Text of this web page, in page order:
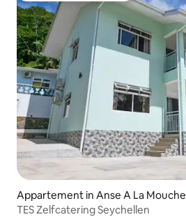
Appartement in Anse A La Mouche
TES Zelfcatering Seychellen